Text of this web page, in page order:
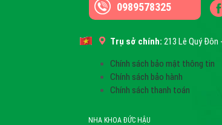
0989578325
Trụ sở chính: 213 Lê Quý Đôn
Chính sách bảo mật thông tin
Chính sách bảo hành
Chính sách thanh toán
NHA KHOA ĐỨC HẬU